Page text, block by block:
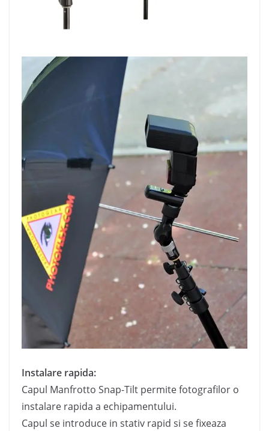
Instalare rapida:
Capul Manfrotto Snap-Tilt permite fotografilor o
instalare rapida a echipamentului.
Capul se introduce in stativ rapid si se fixeaza